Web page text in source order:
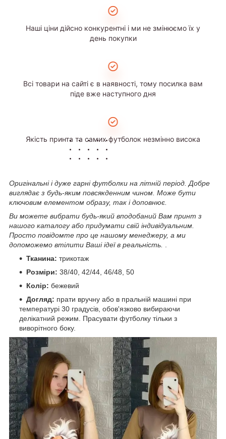
Наші ціни дійсно конкурентні і ми не змінюємо їх у
день покупки
Всі товари на сайті є в наявності, тому посилка вам
піде вже наступного дня
Якість принта та самих футболок незмінно висока
Оригінальні і дуже гарні футболки на літній період. Добре
виглядає з будь-яким повсякденним чином. Може бути
ключовим елементом образу, так і доповнює.
Ви можете вибрати будь-який вподобаний Вам принт з
нашого каталогу або придумати свій індивідуальним.
Просто повідомте про це нашому менеджеру, а ми
допоможемо втілити Ваші ідеї в реальність.
Тканина: трикотаж
Розміри: 38/40, 42/44, 46/48, 50
Колір: бежевий
Догляд: прати вручну або в пральній машині при
температурі 30 градусів, обов'язково вибираючи
делікатний режим. Прасувати футболку тільки з
виворітного боку.